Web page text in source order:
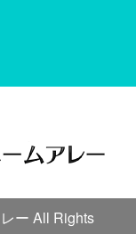
ー All Rights